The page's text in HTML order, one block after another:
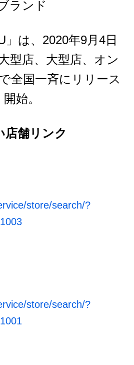
ランド
」は、2020年9月4日
型店、大型店、オン
全国一斉にリリース
開始。
店舗リンク
store/search/?
store/search/?